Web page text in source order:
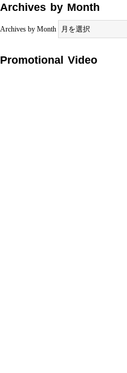
Archives by Month
Archives by Month
Promotional Video